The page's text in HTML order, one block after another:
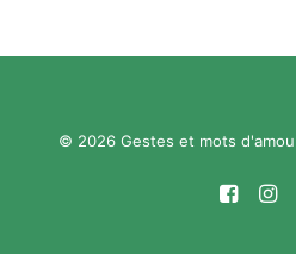
© 2026 Gestes et mots